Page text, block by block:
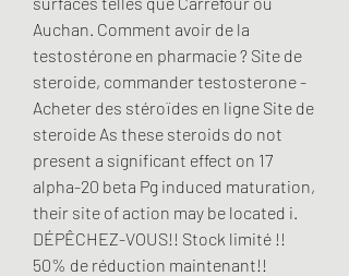
Auchan. Comment avoir de la
testostérone en pharmacie ? Site de
steroide, commander testosterone -
Acheter des stéroïdes en ligne Site de
steroide As these steroids do not
present a significant effect on 17
alpha-20 beta Pg induced maturation,
their site of action may be located i.
DÉPÊCHEZ-VOUS!! Stock limité !!
50% de réduction maintenant!!